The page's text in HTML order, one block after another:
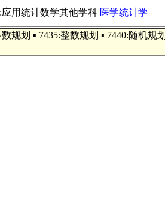
应用统计数学其他学科 医学统计学
划 ▪ 7435:整数规划 ▪ 7440:随机规